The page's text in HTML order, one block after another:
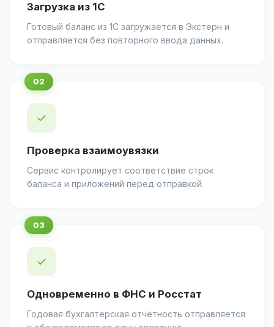
Загрузка из 1С
Готовый баланс из 1С загружается в Экстерн и
отправляется без повторного ввода данных.
✓
Проверка взаимоувязки
Сервис контролирует соответствие строк
баланса и приложений перед отправкой.
✓
Одновременно в ФНС и Росстат
Годовая бухгалтерская отчётность отправляется